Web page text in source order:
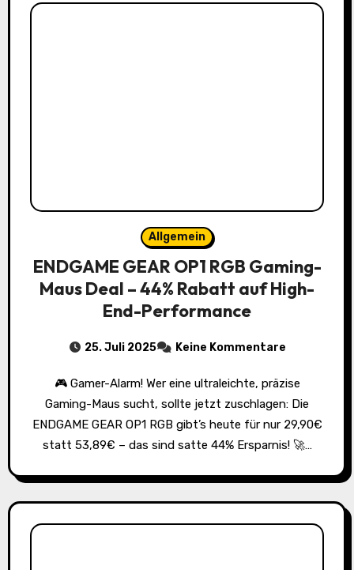
Allgemein
ENDGAME GEAR OP1 RGB Gaming-
Maus Deal – 44% Rabatt auf High-
End-Performance
25. Juli 2025 Keine Kommentare
🎮 Gamer-Alarm! Wer eine ultraleichte, präzise
Gaming-Maus sucht, sollte jetzt zuschlagen: Die
ENDGAME GEAR OP1 RGB gibt’s heute für nur 29,90€
statt 53,89€ – das sind satte 44% Ersparnis! 🚀…